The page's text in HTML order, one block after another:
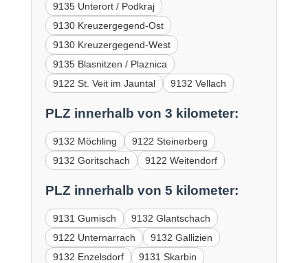
9135 Unterort / Podkraj
9130 Kreuzergegend-Ost
9130 Kreuzergegend-West
9135 Blasnitzen / Plaznica
9122 St. Veit im Jauntal
9132 Vellach
PLZ innerhalb von 3 kilometer:
9132 Möchling
9122 Steinerberg
9132 Goritschach
9122 Weitendorf
PLZ innerhalb von 5 kilometer:
9131 Gumisch
9132 Glantschach
9122 Unternarrach
9132 Gallizien
9132 Enzelsdorf
9131 Skarbin